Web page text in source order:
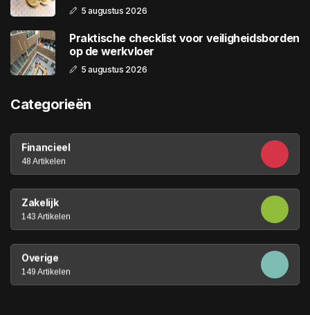
5 augustus 2026
Praktische checklist voor veiligheidsborden
op de werkvloer
5 augustus 2026
Categorieën
Financieel
48 Artikelen
Zakelijk
143 Artikelen
Overige
149 Artikelen